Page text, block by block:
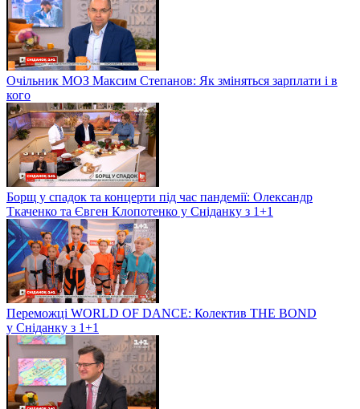
Очільник МОЗ Максим Степанов: Як зміняться зарплати і в
кого
Борщ у спадок та концерти під час пандемії: Олександр
Ткаченко та Євген Клопотенко у Сніданку з 1+1
Переможці WORLD OF DANCE: Колектив THE BOND
у Сніданку з 1+1